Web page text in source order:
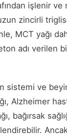
işlenir
zincirli
MCT yağı
adı verilen
sistemi ve
Alzheimer
bağırsak